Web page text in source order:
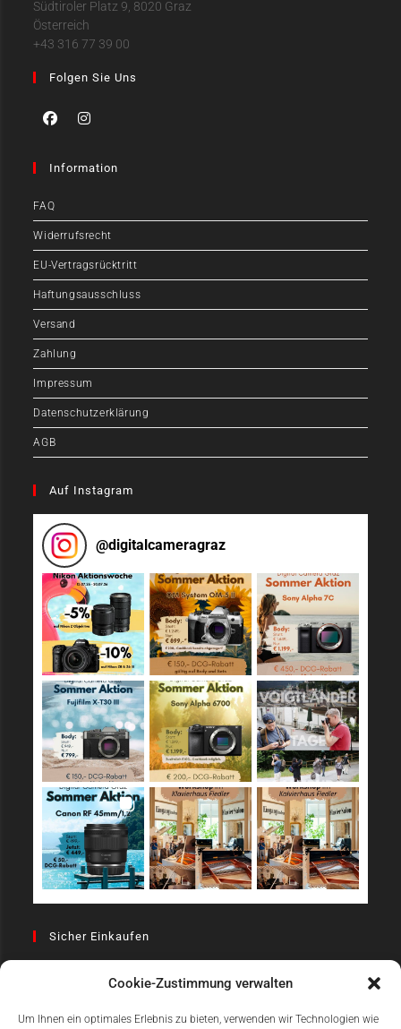
Cookie-Zustimmung verwalten
Um Ihnen ein optimales Erlebnis zu bieten, verwenden wir Technologien wie
Südtiroler Platz 9, 8020 Graz
Österreich
+43 316 77 39 00
Folgen Sie Uns
Information
FAQ
Widerrufsrecht
EU-Vertragsrücktritt
Haftungsausschluss
Versand
Zahlung
Impressum
Datenschutzerklärung
AGB
Auf Instagram
@digitalcameragraz
Sicher Einkaufen